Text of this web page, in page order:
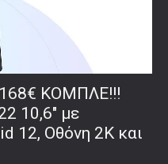
168€ ΚΟΜΠΛΕ!!!
10,6″ με
12, Οθόνη 2Κ και